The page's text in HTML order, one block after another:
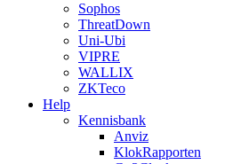
Sophos
ThreatDown
Uni-Ubi
VIPRE
WALLIX
ZKTeco
Help
Kennisbank
Anviz
KlokRapporten